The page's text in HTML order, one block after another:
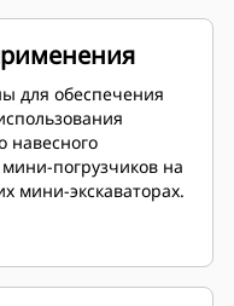
для обеспечения
навесного
погрузчиков на
мини-экскаваторах.